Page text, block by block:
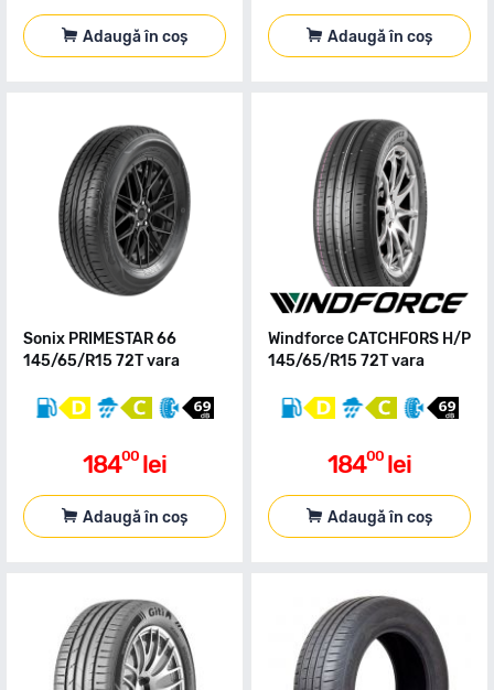
Adaugă în coș Adaugă în coș
Sonix PRIMESTAR 66
145/65/R15 72T vara
18400 lei
Adaugă în coș
Windforce CATCHFORS H/P
145/65/R15 72T vara
18400 lei
Adaugă în coș